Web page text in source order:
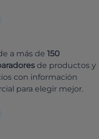
a más de 150
de productos y
con información
para elegir mejor.